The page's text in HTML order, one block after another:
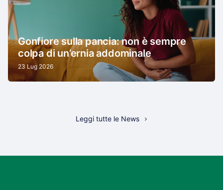
Gonfiore sulla pancia: non è sempre
colpa di un’ernia addominale
23 Lug 2026
Leggi tutte le News